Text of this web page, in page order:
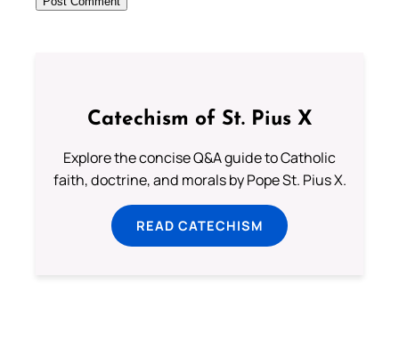
Catechism of St. Pius X
Explore the concise Q&A guide to Catholic
faith, doctrine, and morals by Pope St. Pius X.
READ CATECHISM